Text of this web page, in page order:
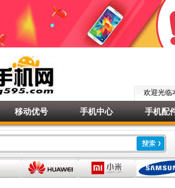
欢迎光
移动优号 手机中心 手机配